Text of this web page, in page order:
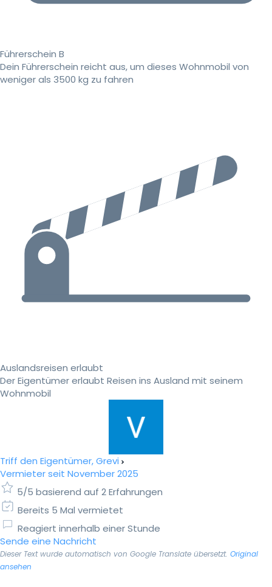
Führerschein B
Dein Führerschein reicht aus, um dieses Wohnmobil von
weniger als 3500 kg zu fahren
Auslandsreisen erlaubt
Der Eigentümer erlaubt Reisen ins Ausland mit seinem
Wohnmobil
Triff den Eigentümer, Grevi
Vermieter seit November 2025
5/5 basierend auf 2 Erfahrungen
Bereits 5 Mal vermietet
Reagiert innerhalb einer Stunde
Sende eine Nachricht
Dieser Text wurde automatisch von Google Translate übersetzt. Original
ansehen